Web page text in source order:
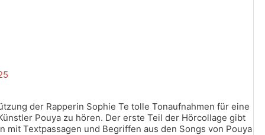
der Rapperin Sophie Te tolle Tonaufnahmen für eine
Pouya zu hören. Der erste Teil der Hörcollage gibt
Textpassagen und Begriffen aus den Songs von Pouya